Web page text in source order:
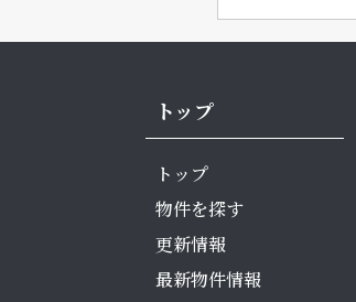
トップ
トップ
物件を探す
更新情報
最新物件情報